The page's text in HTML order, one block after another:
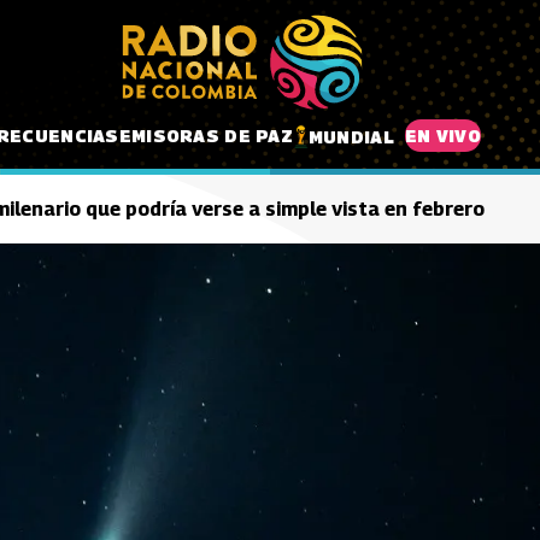
EMISORAS DE PAZ MUNDIAL EN VIVO
que podría verse a simple vista en febrero